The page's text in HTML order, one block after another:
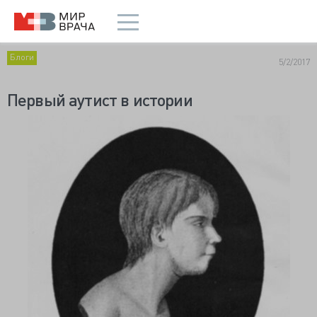
Блоги 5/2/2017
Первый аутист в истории